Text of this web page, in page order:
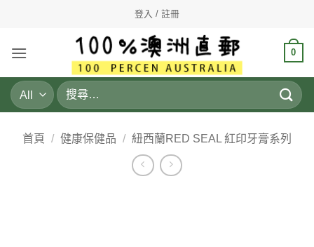
登入 / 註冊
0
搜
尋
鍵
首頁 / 健康保健品 / 紐西蘭RED SEAL 紅印牙膏系列